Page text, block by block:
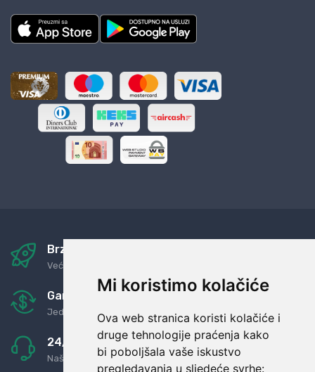
Mi koristimo kolačiće
Ova web stranica koristi kolačiće i
druge tehnologije praćenja kako
bi poboljšala vaše iskustvo
pregledavanja u sljedeće svrhe:
Brza i sigurna dostava
Već za nekoliko dana kod vas
Garancija u povrat novaca
Jednostavno pravilo: Roba za novac
24/7 odlična podrška
Naši agenti uvijek na raspolaganju